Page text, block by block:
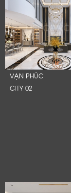
VẠN PHÚC
CITY 02